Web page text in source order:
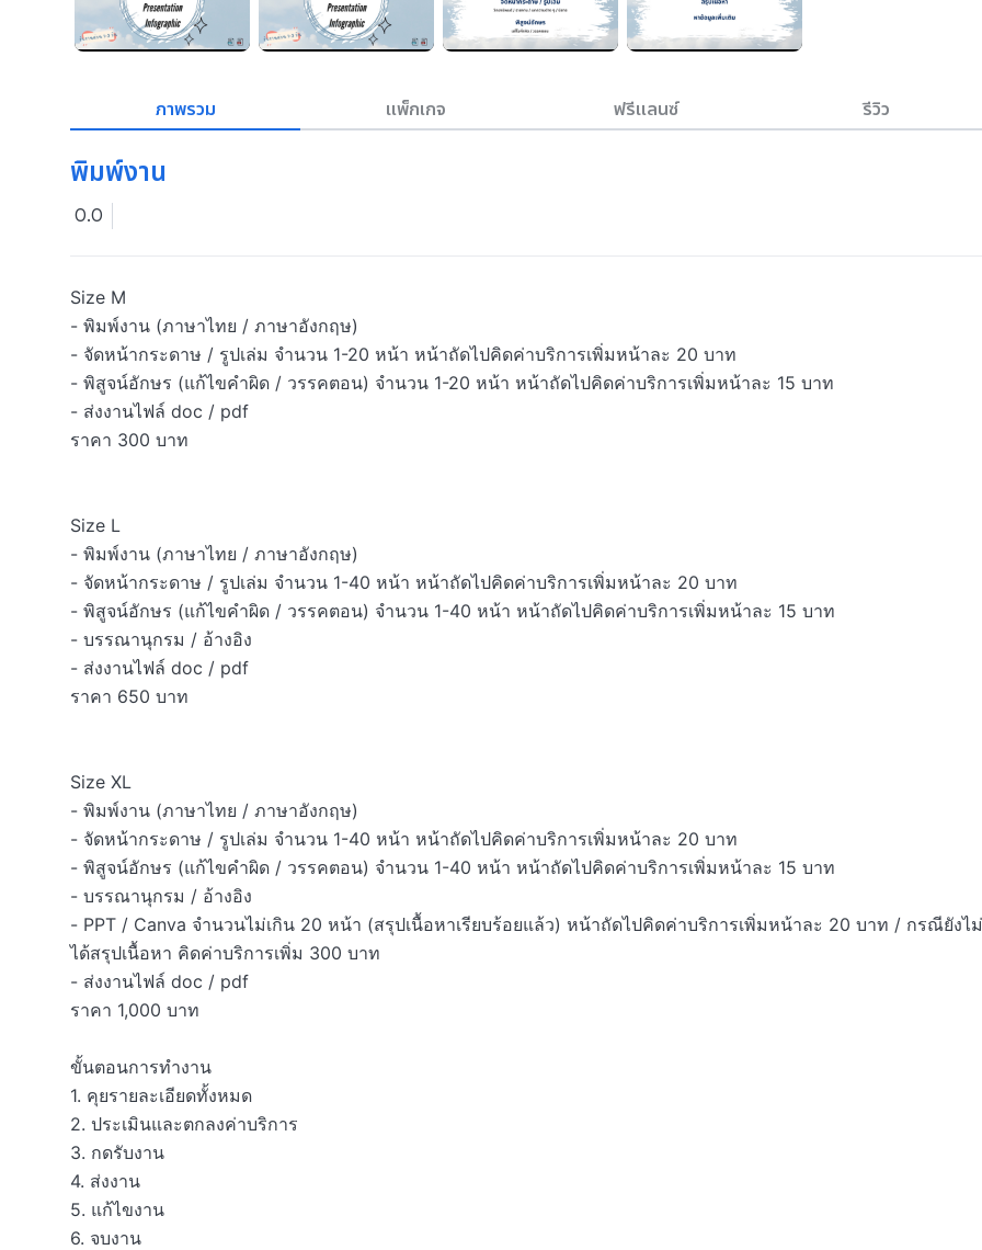
ภาพรวม แพ็กเกจ ฟรีแลนซ์ รีวิว
พิมพ์งาน
0.0
Size M
- พิมพ์งาน (ภาษาไทย / ภาษาอังกฤษ)
- จัดหน้ากระดาษ / รูปเล่ม จำนวน 1-20 หน้า หน้าถัดไปคิดค่าบริการเพิ่มหน้าละ 20 บาท
- พิสูจน์อักษร (แก้ไขคำผิด / วรรคตอน) จำนวน 1-20 หน้า หน้าถัดไปคิดค่าบริการเพิ่มหน้าละ 15 บาท
- ส่งงานไฟล์ doc / pdf
ราคา 300 บาท
Size L
- พิมพ์งาน (ภาษาไทย / ภาษาอังกฤษ)
- จัดหน้ากระดาษ / รูปเล่ม จำนวน 1-40 หน้า หน้าถัดไปคิดค่าบริการเพิ่มหน้าละ 20 บาท
- พิสูจน์อักษร (แก้ไขคำผิด / วรรคตอน) จำนวน 1-40 หน้า หน้าถัดไปคิดค่าบริการเพิ่มหน้าละ 15 บาท
- บรรณานุกรม / อ้างอิง
- ส่งงานไฟล์ doc / pdf
ราคา 650 บาท
Size XL
- พิมพ์งาน (ภาษาไทย / ภาษาอังกฤษ)
- จัดหน้ากระดาษ / รูปเล่ม จำนวน 1-40 หน้า หน้าถัดไปคิดค่าบริการเพิ่มหน้าละ 20 บาท
- พิสูจน์อักษร (แก้ไขคำผิด / วรรคตอน) จำนวน 1-40 หน้า หน้าถัดไปคิดค่าบริการเพิ่มหน้าละ 15 บาท
- บรรณานุกรม / อ้างอิง
- PPT / Canva จำนวนไม่เกิน 20 หน้า (สรุปเนื้อหาเรียบร้อยแล้ว) หน้าถัดไปคิดค่าบริการเพิ่มหน้าละ 20 บาท / กรณียังไม่
ได้สรุปเนื้อหา คิดค่าบริการเพิ่ม 300 บาท
- ส่งงานไฟล์ doc / pdf
ราคา 1,000 บาท
ขั้นตอนการทำงาน
1. คุยรายละเอียดทั้งหมด
2. ประเมินและตกลงค่าบริการ
3. กดรับงาน
4. ส่งงาน
5. แก้ไขงาน
6. จบงาน